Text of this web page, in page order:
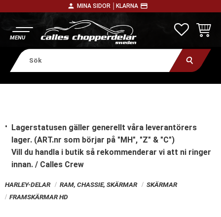
person MINA SIDOR │ KLARNA payment
Lagerstatusen gäller generellt våra leverantörers
lager. (ART.nr som börjar på "MH", "Z" & "C")
Vill du handla i butik så rekommenderar vi att ni ringer
innan. / Calles Crew
HARLEY-DELAR RAM, CHASSIE, SKÄRMAR
SKÄRMAR
FRAMSKÄRMAR HD